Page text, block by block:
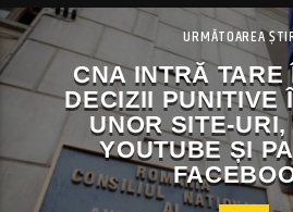
URMĂTOAREA
CNA INTRĂ TARE
DECIZII PUNITIVE
UNOR SITE-
YOUTUBE ȘI